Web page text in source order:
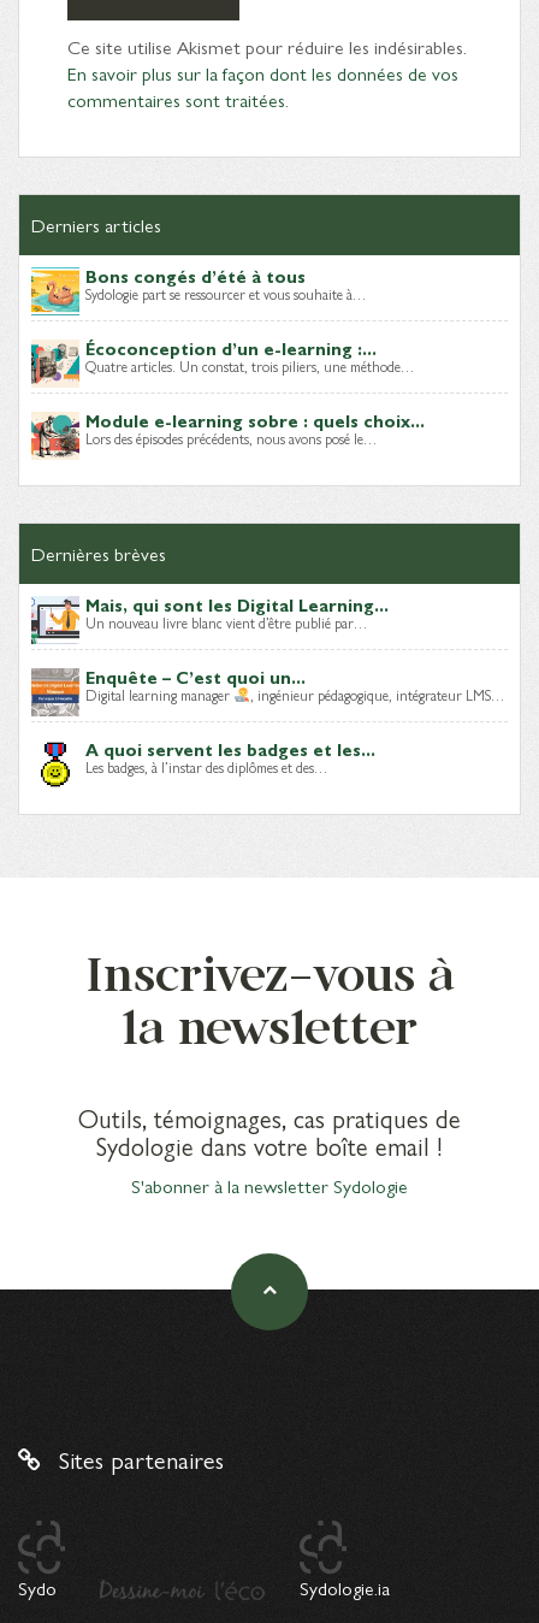
Ce site utilise Akismet pour réduire les indésirables.
En savoir plus sur la façon dont les données de vos
commentaires sont traitées
Derniers articles
Bons congés d’été à tous
Sydologie part se ressourcer et vous souhaite à…
Écoconception d’un e-learning :...
Quatre articles. Un constat, trois piliers, une méthode…
Module e-learning sobre : quels choix...
Lors des épisodes précédents, nous avons posé le…
Dernières brèves
Mais, qui sont les Digital Learning...
Un nouveau livre blanc vient d’être publié par…
Enquête – C’est quoi un...
Digital learning manager , ingénieur pédagogique, intégrateur LMS…
A quoi servent les badges et les...
Les badges, à l’instar des diplômes et des…
Inscrivez-vous à
la newsletter
Outils, témoignages, cas pratiques de
Sydologie dans votre boîte email !
S'abonner à la newsletter Sydologie
Sites partenaires
Sydo Sydologie.ia